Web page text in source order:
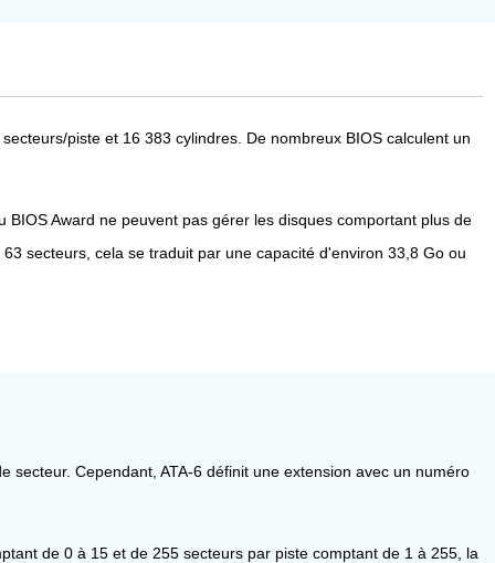
piste et 16 383 cylindres. De nombreux BIOS calculent un
Award ne peuvent pas gérer les disques comportant plus de
secteurs, cela se traduit par une capacité d'environ 33,8 Go ou
secteur. Cependant, ATA-6 définit une extension avec un numéro
de 0 à 15 et de 255 secteurs par piste comptant de 1 à 255, la